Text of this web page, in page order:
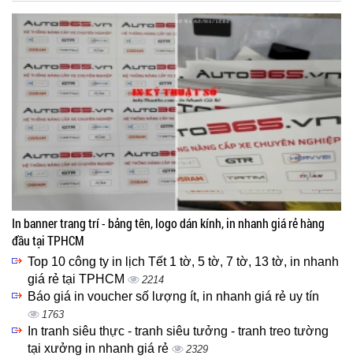
In banner trang trí - bảng tên, logo dán kính, in nhanh giá rẻ hàng
đầu tại TPHCM
Top 10 công ty in lịch Tết 1 tờ, 5 tờ, 7 tờ, 13 tờ, in nhanh
giá rẻ tại TPHCM
2214
Báo giá in voucher số lượng ít, in nhanh giá rẻ uy tín
1763
In tranh siêu thực - tranh siêu tưởng - tranh treo tường
tại xưởng in nhanh giá rẻ
2329